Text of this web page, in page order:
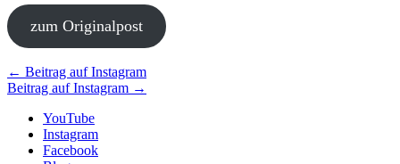
zum Originalpost
Beitragsnavigation
← Beitrag auf Instagram
Beitrag auf Instagram →
YouTube
Instagram
Facebook